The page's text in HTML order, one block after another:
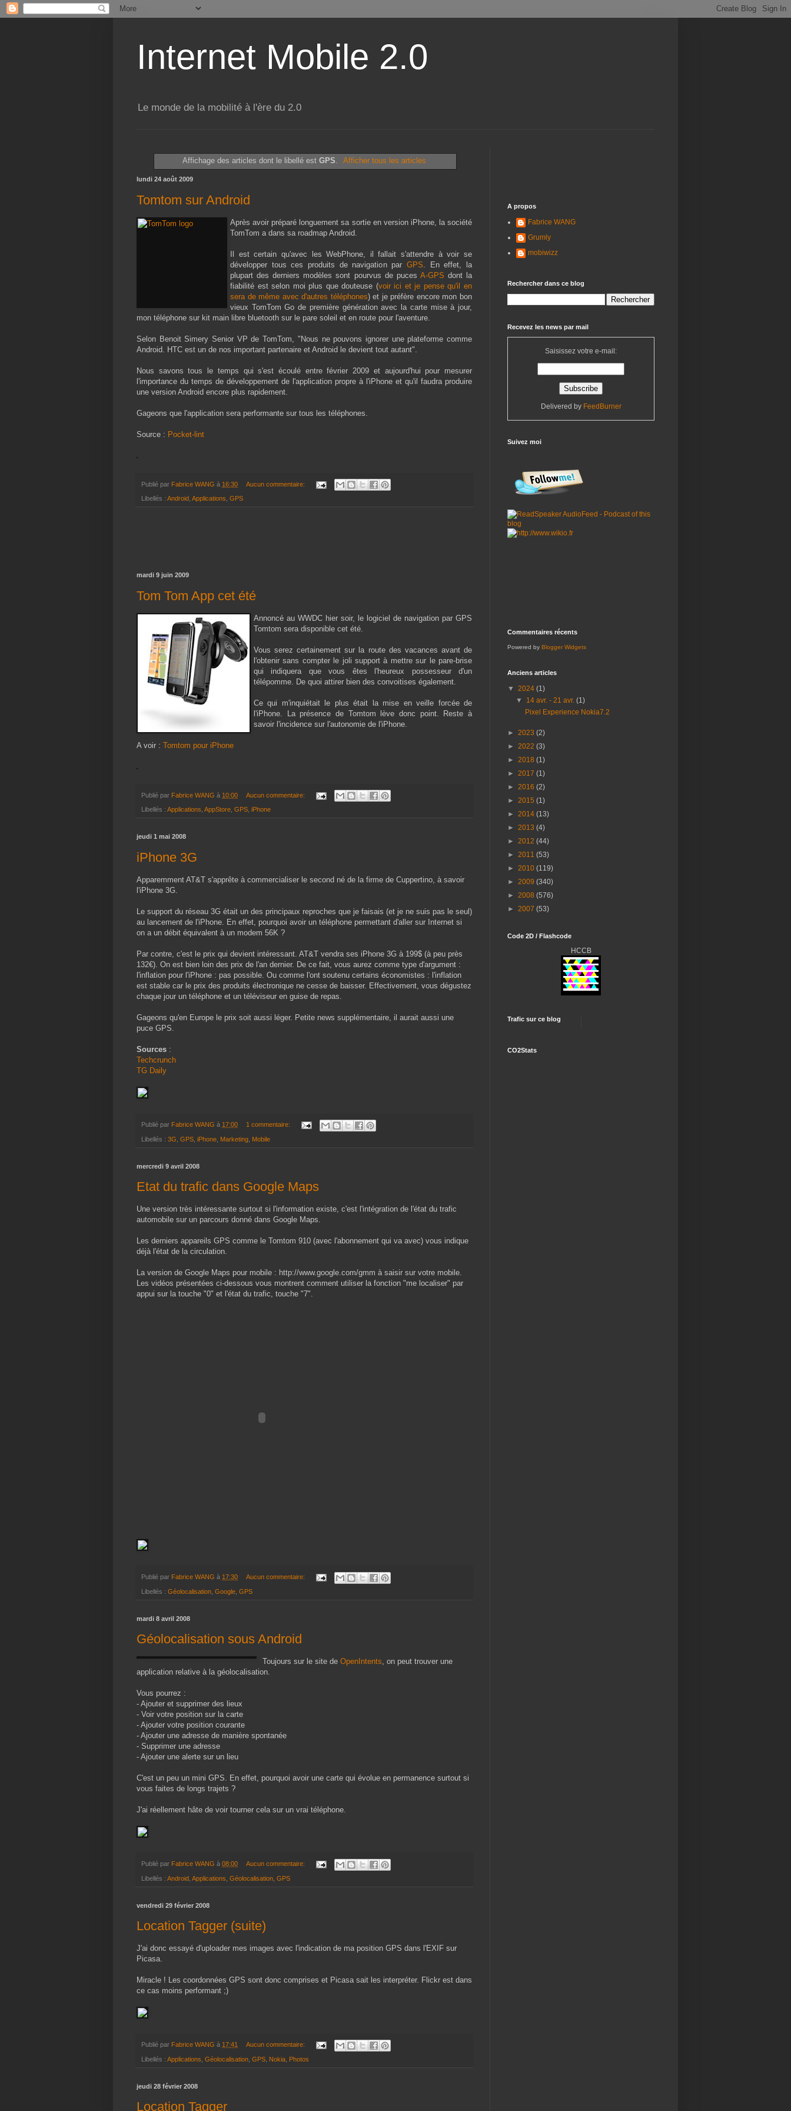
Internet Mobile 2.0
Le monde de la mobilité à l'ère du 2.0
Affichage des articles dont le libellé est GPS. Afficher tous les articles
lundi 24 août 2009
Tomtom sur Android
Après avoir préparé longuement sa sortie en version iPhone, la société
TomTom a dans sa roadmap Android.
Il est certain qu'avec les WebPhone, il fallait s'attendre à voir se
développer tous ces produits de navigation par GPS . En effet, la
plupart des derniers modèles sont pourvus de puces A-GPS dont la
fiabilité est selon moi plus que douteuse (voir ici et je pense qu'il en
sera de même avec d'autres téléphones) et je préfère encore mon bon
vieux TomTom Go de première génération avec la carte mise à jour,
mon téléphone sur kit main libre bluetooth sur le pare soleil et en route pour l'aventure.
Selon Benoit Simery Senior VP de TomTom, "Nous ne pouvons ignorer une plateforme comme
Android. HTC est un de nos important partenaire et Android le devient tout autant".
Nous savons tous le temps qui s'est écoulé entre février 2009 et aujourd'hui pour mesurer
l'importance du temps de développement de l'application propre à l'iPhone et qu'il faudra produire
une version Android encore plus rapidement.
Gageons que l'application sera performante sur tous les téléphones.
Source : Pocket-lint
Publié par Fabrice WANG à 16:30 Aucun commentaire:
Libellés : Android Applications GPS
mardi 9 juin 2009
Tom Tom App cet été
Annoncé au WWDC hier soir, le logiciel de navigation par GPS
Tomtom sera disponible cet été.
Vous serez certainement sur la route des vacances avant de
l'obtenir sans compter le joli support à mettre sur le pare-brise
qui indiquera que vous êtes l'heureux possesseur d'un
télépomme. De quoi attirer bien des convoitises également.
Ce qui m'inquiétait le plus était la mise en veille forcée de
l'iPhone. La présence de Tomtom lève donc point. Reste à
savoir l'incidence sur l'autonomie de l'iPhone.
A voir : Tomtom pour iPhone
Publié par Fabrice WANG à 10:00 Aucun commentaire:
Libellés : Applications, AppStore, GPS, iPhone
jeudi 1 mai 2008
iPhone 3G
Apparemment AT&T s'apprête à commercialiser le second né de la firme de Cuppertino, à savoir
l'iPhone 3G.
Le support du réseau 3G était un des principaux reproches que je faisais (et je ne suis pas le seul)
au lancement de l'iPhone. En effet, pourquoi avoir un téléphone permettant d'aller sur Internet si
on a un débit équivalent à un modem 56K ?
Par contre, c'est le prix qui devient intéressant. AT&T vendra ses iPhone 3G à 199$ (à peu près
132€). On est bien loin des prix de l'an dernier. De ce fait, vous aurez comme type d'argument :
l'inflation pour l'iPhone : pas possible. Ou comme l'ont soutenu certains économistes : l'inflation
est stable car le prix des produits électronique ne cesse de baisser. Effectivement, vous dégustez
chaque jour un téléphone et un téléviseur en guise de repas.
Gageons qu'en Europe le prix soit aussi léger. Petite news supplémentaire, il aurait aussi une
puce GPS.
Sources :
Techcrunch
TG Daily
Publié par Fabrice WANG à 17:00 1 commentaire:
Libellés : 3G GPS iPhone Marketing Mobile
mercredi 9 avril 2008
Etat du trafic dans Google Maps
Une version très intéressante surtout si l'information existe, c'est l'intégration de l'état du trafic
automobile sur un parcours donné dans Google Maps.
Les derniers appareils GPS comme le Tomtom 910 (avec l'abonnement qui va avec) vous indique
déjà l'état de la circulation.
La version de Google Maps pour mobile : http://www.google.com/gmm à saisir sur votre mobile.
Les vidéos présentées ci-dessous vous montrent comment utiliser la fonction "me localiser" par
appui sur la touche "0" et l'état du trafic, touche "7".
Publié par Fabrice WANG à 17:30 Aucun commentaire:
Libellés : Géolocalisation Google GPS
mardi 8 avril 2008
Géolocalisation sous Android
Toujours sur le site de OpenIntents, on peut trouver une
application relative à la géolocalisation.
Vous pourrez :
- Ajouter et supprimer des lieux
- Voir votre position sur la carte
- Ajouter votre position courante
- Ajouter une adresse de manière spontanée
- Supprimer une adresse
- Ajouter une alerte sur un lieu
C'est un peu un mini GPS. En effet, pourquoi avoir une carte qui évolue en permanence surtout si
vous faites de longs trajets ?
J'ai réellement hâte de voir tourner cela sur un vrai téléphone.
Publié par Fabrice WANG à 08:00 Aucun commentaire:
Libellés : Android Applications Géolocalisation GPS
vendredi 29 février 2008
Location Tagger (suite)
J'ai donc essayé d'uploader mes images avec l'indication de ma position GPS dans l'EXIF sur
Picasa.
Miracle ! Les coordonnées GPS sont donc comprises et Picasa sait les interpréter. Flickr est dans
ce cas moins performant ;)
Publié par Fabrice WANG à 17:41 Aucun commentaire:
Libellés : Applications Géolocalisation GPS Nokia Photos
jeudi 28 février 2008
Location Tagger
A propos
Fabrice WANG
Grumly
mobiwizz
Rechercher dans ce blog
Recevez les news par mail
Saisissez votre e-mail:
Delivered by FeedBurner
Suivez moi
Commentaires récents
Powered by Blogger Widgets
Anciens articles
▼ 2024 (1)
▼ 14 avr. - 21 avr.(1)
Pixel Experience Nokia7.2
► 2023 (2)
► 2022 (3)
► 2018 (1)
► 2017 (1)
► 2016 (2)
► 2015 (1)
► 2014 (13)
► 2013 (4)
► 2012 (44)
► 2011 (53)
► 2010 (119)
► 2009 (340)
► 2008 (576)
► 2007 (53)
Code 2D / Flashcode
HCCB
Trafic sur ce blog
CO2Stats